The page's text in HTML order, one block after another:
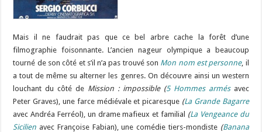
Mais il ne faudrait pas que ce bel arbre cache la forêt d’une
filmographie foisonnante. L’ancien nageur olympique a beaucoup
tourné de son côté et s’il n’a pas trouvé son Mon nom est personne, il
a tout de même su alterner les genres. On découvre ainsi un western
louchant du côté de Mission : impossible (5 Hommes armésavec
Peter Graves), une farce médiévale et picaresque (La Grande Bagarre
avec Andréa Ferréol), un drame mafieux et familial (La Vengeance du
Sicilien avec Françoise Fabian), une comédie tiers-mondiste (Banana